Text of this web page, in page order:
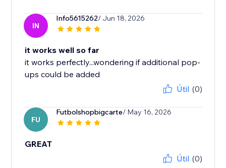
IN
Info5615262/ Jun 18, 2026
it works well so far
it works perfectly...wondering if additional pop-
ups could be added
Útil (0)
FU
Futbolshopbigcarte/ May 16, 2026
GREAT
Útil (0)